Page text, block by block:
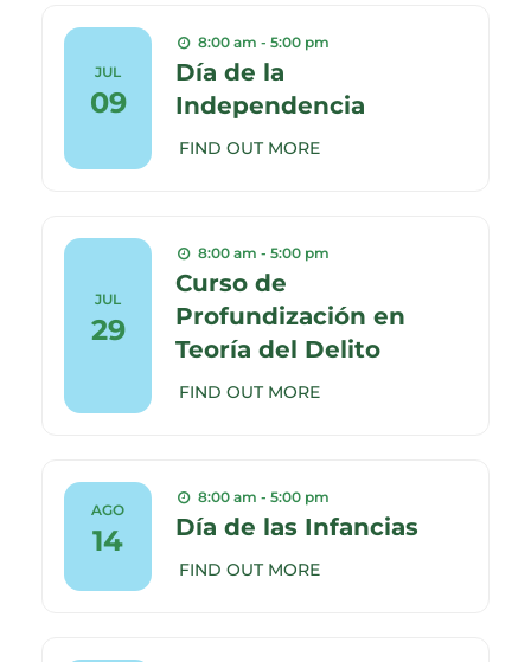
JUL
09
8:00 am - 5:00 pm
Día de la
Independencia
FIND OUT MORE
JUL
29
8:00 am - 5:00 pm
Curso de
Profundización en
Teoría del Delito
FIND OUT MORE
AGO
14
8:00 am - 5:00 pm
Día de las Infancias
FIND OUT MORE